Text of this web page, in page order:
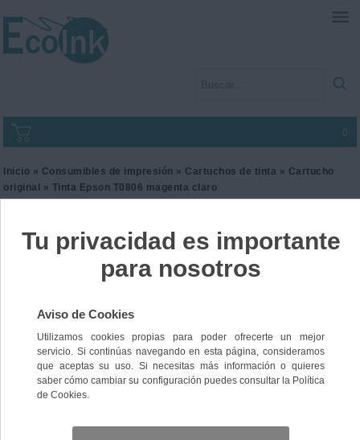
0
Inicio » Consumibles de impresión » Cartuchos de tinta » Cartucho
original
» Tinta Epson T0806 magenta claro
Tinta Epson T0806
Ref. C13T080640